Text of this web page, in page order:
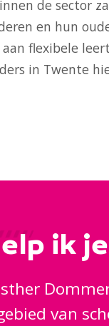
de sector
en hun
flexibele
in Twente
ik
van